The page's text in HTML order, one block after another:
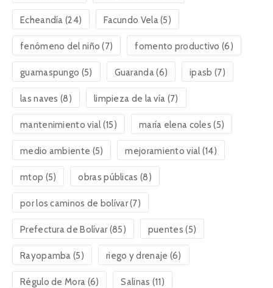
Echeandía (24) Facundo Vela(5)
fenómeno del niño (7) fomento productivo (6)
guamaspungo (5) Guaranda(6) ipasb (7)
las naves (8) limpieza de la vía (7)
mantenimiento vial(15) maría elena coles (5)
medio ambiente (5) mejoramiento vial(14)
mtop (5) obras públicas (8)
por los caminos de bolívar(7)
Prefectura de Bolívar(85) puentes (5)
Rayopamba (5) riego y drenaje (6)
Régulo de Mora (6) Salinas (11)